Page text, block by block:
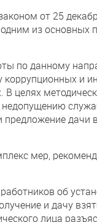
от 25
из
по данному
и
целях
дачи
мер,
об
и дачу
лица